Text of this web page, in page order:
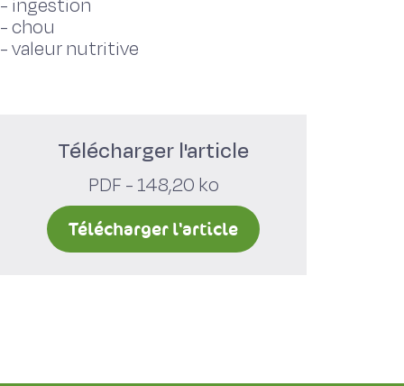
- ingestion
-chou
-valeur nutritive
Télécharger l'article
PDF - 148,20 ko
Télécharger l'article